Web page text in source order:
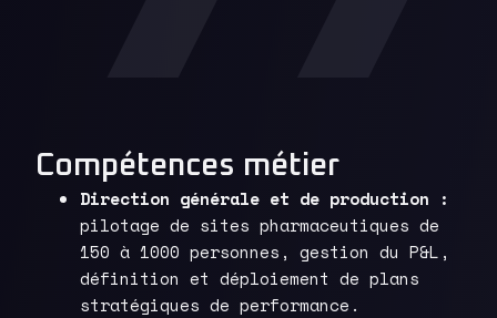
Compétences métier
Direction générale et de production :
pilotage de sites pharmaceutiques de
150 à 1000 personnes, gestion du P&L,
définition et déploiement de plans
stratégiques de performance.